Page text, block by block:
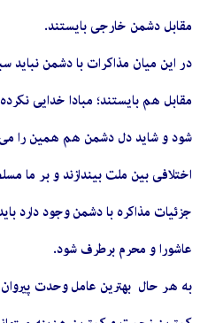
مقابل دشمن خارجی بایستند.
در این میان مذاکرات با دشمن نباید
مقابل هم بایستند؛ مبادا خدایی
شود و شاید دل دشمن هم همین را می
اختلافی بین ملت بیندازند و بر ما
جزئیات مذاکره با دشمن وجود دارد
عاشورا و محرم برطرف شود.
به هر حال بهترين عامل وحدت